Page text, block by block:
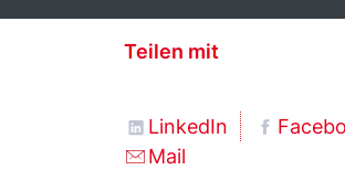
Teilen mit
LinkedIn
Mail